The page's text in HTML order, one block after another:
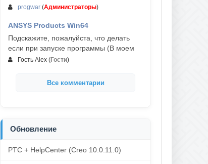
progwar (Администраторы)
ANSYS Products Win64
Подскажите, пожалуйста, что делать
если при запуске программы (В моем
Гость Alex (Гости)
Все комментарии
Обновление
PTC + HelpCenter (Creo 10.0.11.0)